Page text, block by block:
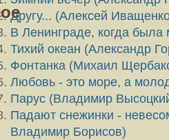
Другу... (Алексей
В Ленинграде, когда
Тихий океан (Александр
Фонтанка (Михаил
Любовь - это море, а
Парус (Владимир
Падают снежинки -
Владимир Борисов)